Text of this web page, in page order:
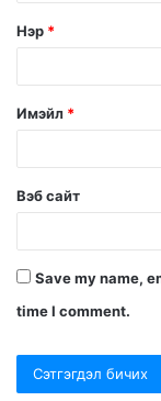
Нэр *
Имэйл *
Вэб сайт
Save my name,
time I comment.